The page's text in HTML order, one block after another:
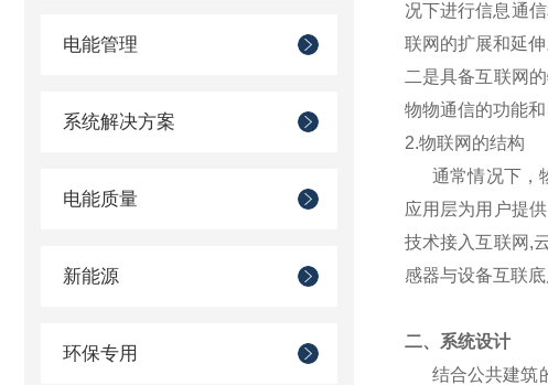
电能管理
系统解决方案
电能质量
新能源
环保专用
况下进行信息通
联网的扩展和延
二是具备互联网
物物通信的功能和
2.物联网的结构
通常情况下，物
应用层为用户提
技术接入互联网,
感器与设备互联
二、系统设计
结合公共建筑的